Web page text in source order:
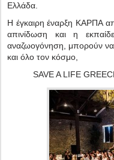
Ελλάδα.
Η έγκαιρη έναρξη ΚΑΡΠΑ
απινίδωση και η
αναζωογόνηση, μπορούν
και όλο τον κόσμο,
SAVE A LIFE